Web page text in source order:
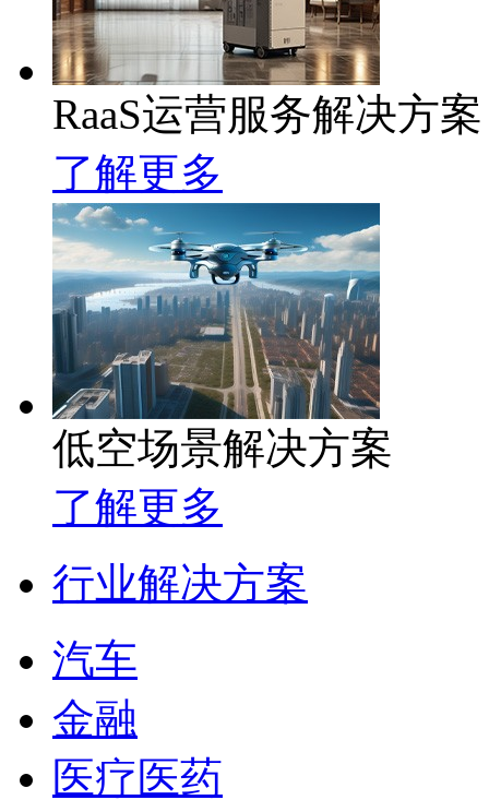
RaaS运营服务解决方案
了解更多
低空场景解决方案
了解更多
行业解决方案
汽车
金融
医疗医药